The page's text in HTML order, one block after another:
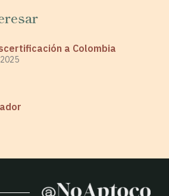
a Colombia